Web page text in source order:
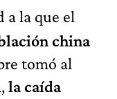
a la que el
china
tomó al
la caída